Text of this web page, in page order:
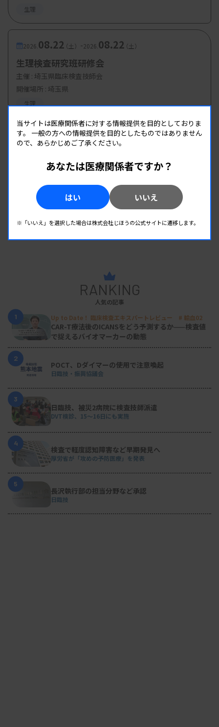
生理
2026. 08.22（土） -2026. 08.22（土）
生理検査研究班研修会
主催 : 埼玉県臨床検査技師会
開催場所 : 埼玉県
生理
RANKING
人気の記事
1
Up to Date！ 臨床検査エキスパートレビュー # 輸血02
CAR-T療法後のICANSをどう予測するか——検査値
で捉えるバイオマーカーの動態
2
POCT、Dダイマーの使用で注意喚起
日臨技・振興協議会
3
日臨技、被災2病院に検査技師派遣
DVT検診、15～16日にも実施
4
検査で軽度認知障害など早期発見へ
厚労省が「攻めの予防医療」を発表
5
長沢執行部の担当分野など承認
日臨技
当サイトは医療関係者に対する情報提供を目的としておりま
す。 一般の方への情報提供を目的としたものではありません
ので、あらかじめご了承ください。
あなたは医療関係者ですか？
はい いいえ
※「いいえ」を選択した場合は株式会社じほうの公式サイトに遷移します。